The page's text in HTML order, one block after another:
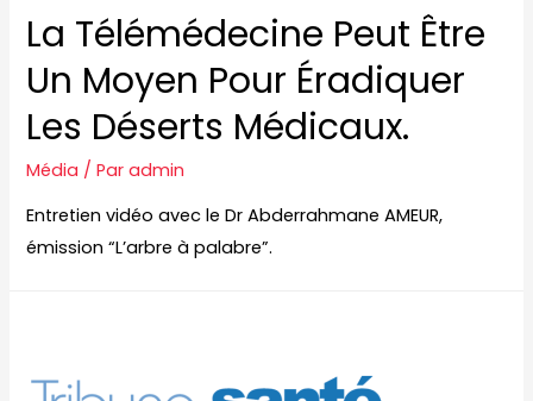
La Télémédecine Peut Être
Un Moyen Pour Éradiquer
Les Déserts Médicaux.
Média / Paradmin
Entretien vidéo avec le Dr Abderrahmane AMEUR,
émission “L’arbre à palabre”.